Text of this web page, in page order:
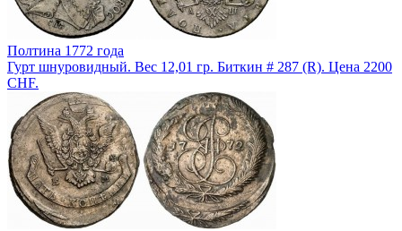
Полтина 1772 года
Гурт шнуровидный. Вес 12,01 гр. Биткин # 287 (R). Цена 2200
CHF.